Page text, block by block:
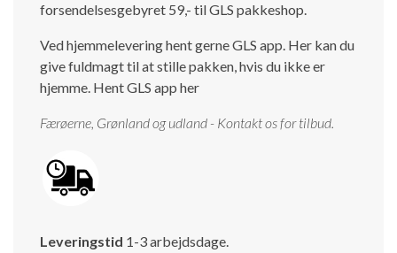
forsendelsesgebyret 59,- til GLS pakkeshop.
Ved hjemmelevering hent gerne GLS app. Her kan du
give fuldmagt til at stille pakken, hvis du ikke er
hjemme. Hent GLS app her
Færøerne, Grønland og udland - Kontakt os for tilbud.
Leveringstid 1-3 arbejdsdage.